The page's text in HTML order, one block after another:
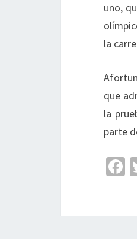
uno,
la
que
la
parte